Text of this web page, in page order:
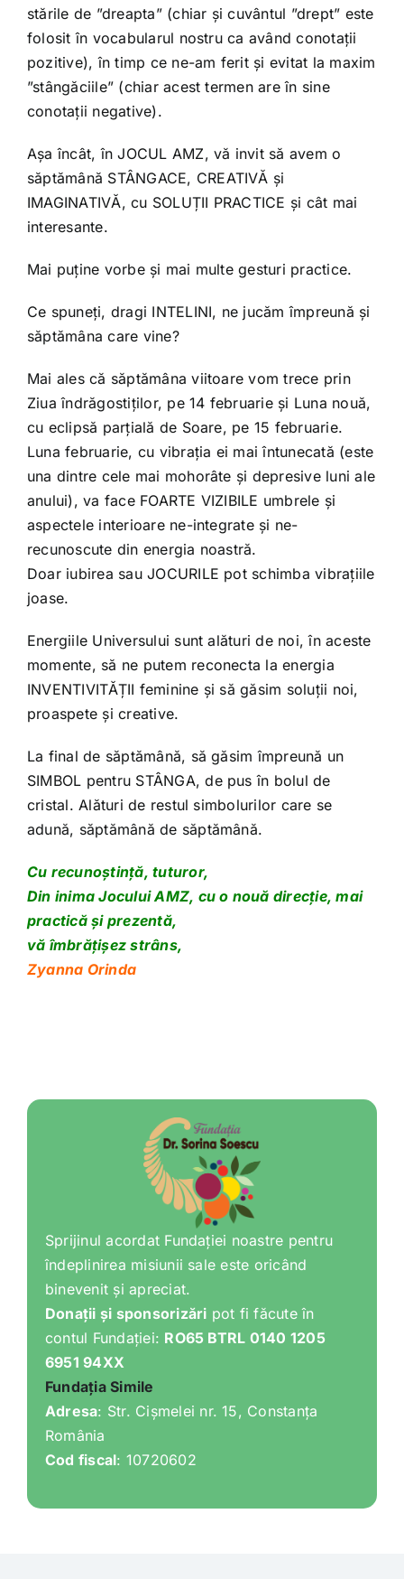
stările de ”dreapta” (chiar și cuvântul ”drept” este
folosit în vocabularul nostru ca având conotații
pozitive), în timp ce ne-am ferit și evitat la maxim
”stângăciile” (chiar acest termen are în sine
conotații negative).
Așa încât, în JOCUL AMZ, vă invit să avem o
săptămână STÂNGACE, CREATIVĂ și
IMAGINATIVĂ, cu SOLUȚII PRACTICE și cât mai
interesante.
Mai puține vorbe și mai multe gesturi practice.
Ce spuneți, dragi INTELINI, ne jucăm împreună și
săptămâna care vine?
Mai ales că săptămâna viitoare vom trece prin
Ziua îndrăgostiților, pe 14 februarie și Luna nouă,
cu eclipsă parțială de Soare, pe 15 februarie.
Luna februarie, cu vibrația ei mai întunecată (este
una dintre cele mai mohorâte și depresive luni ale
anului), va face FOARTE VIZIBILE umbrele și
aspectele interioare ne-integrate și ne-
recunoscute din energia noastră.
Doar iubirea sau JOCURILE pot schimba vibrațiile
joase.
Energiile Universului sunt alături de noi, în aceste
momente, să ne putem reconecta la energia
INVENTIVITĂȚII feminine și să găsim soluții noi,
proaspete și creative.
La final de săptămână, să găsim împreună un
SIMBOL pentru STÂNGA, de pus în bolul de
cristal. Alături de restul simbolurilor care se
adună, săptămână de săptămână.
Cu recunoștință, tuturor,
Din inima Jocului AMZ, cu o nouă direcție, mai
practică și prezentă,
vă îmbrățișez strâns,
Zyanna Orinda
Sprijinul acordat Fundației noastre pentru
îndeplinirea misiunii sale este oricând
binevenit și apreciat.
Donații și sponsorizări pot fi făcute în
contul Fundației: RO65 BTRL 0140 1205
6951 94XX
Fundația Simile
Adresa: Str. Cișmelei nr. 15, Constanța
România
Cod fiscal: 10720602